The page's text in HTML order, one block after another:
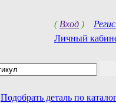
( Вход )
Личный
Подобрать деталь по